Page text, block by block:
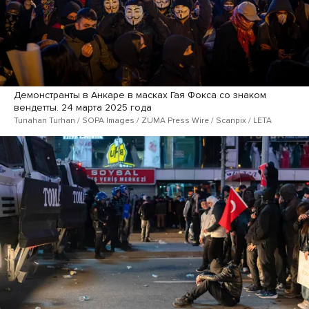
Демонстранты в Анкаре в масках Гая Фокса со знаком
вендетты. 24 марта 2025 года
Tunahan Turhan / SOPA Images / ZUMA Press Wire / Scanpix / LETA